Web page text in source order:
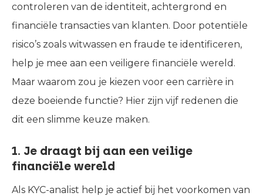
controleren van de identiteit, achtergrond en
financiële transacties van klanten. Door potentiële
risico’s zoals witwassen en fraude te identificeren,
help je mee aan een veiligere financiële wereld.
Maar waarom zou je kiezen voor een carrière in
deze boeiende functie? Hier zijn vijf redenen die
dit een slimme keuze maken.
1. Je draagt bij aan een veilige
financiële wereld
Als KYC-analist help je actief bij het voorkomen van